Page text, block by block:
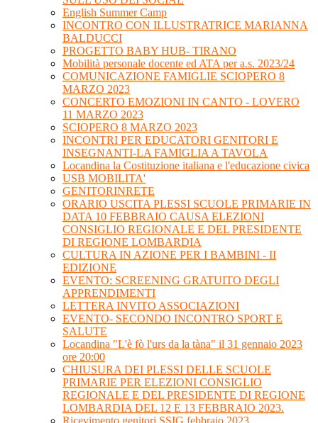
English Summer Camp
INCONTRO CON ILLUSTRATRICE MARIANNA
BALDUCCI
PROGETTO BABY HUB- TIRANO
Mobilità personale docente ed ATA per a.s. 2023/24
COMUNICAZIONE FAMIGLIE SCIOPERO 8
MARZO 2023
CONCERTO EMOZIONI IN CANTO - LOVERO
11 MARZO 2023
SCIOPERO 8 MARZO 2023
INCONTRI PER EDUCATORI GENITORI E
INSEGNANTI-LA FAMIGLIA A TAVOLA
Locandina la Costituzione italiana e l'educazione civica
USB MOBILITA'
GENITORINRETE
ORARIO USCITA PLESSI SCUOLE PRIMARIE IN
DATA 10 FEBBRAIO CAUSA ELEZIONI
CONSIGLIO REGIONALE E DEL PRESIDENTE
DI REGIONE LOMBARDIA
CULTURA IN AZIONE PER I BAMBINI - II
EDIZIONE
EVENTO: SCREENING GRATUITO DEGLI
APPRENDIMENTI
LETTERA INVITO ASSOCIAZIONI
EVENTO- SECONDO INCONTRO SPORT E
SALUTE
Locandina "L'è fò l'urs da la tàna" il 31 gennaio 2023
ore 20:00
CHIUSURA DEI PLESSI DELLE SCUOLE
PRIMARIE PER ELEZIONI CONSIGLIO
REGIONALE E DEL PRESIDENTE DI REGIONE
LOMBARDIA DEL 12 E 13 FEBBRAIO 2023.